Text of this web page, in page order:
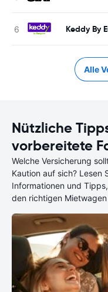
Keddy By
Alle
Nützliche
vorbereitete
Welche Versicherung
Kaution auf sich? Lesen
Informationen und
den richtigen